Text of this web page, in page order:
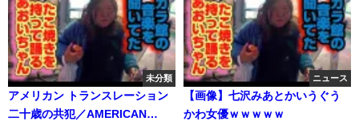
未分類
アメリカン トランスレーション
二十歳の共犯／AMERICAN
ニュース
【画像】七沢みあとかいうぐう
かわ女優ｗｗｗｗｗ